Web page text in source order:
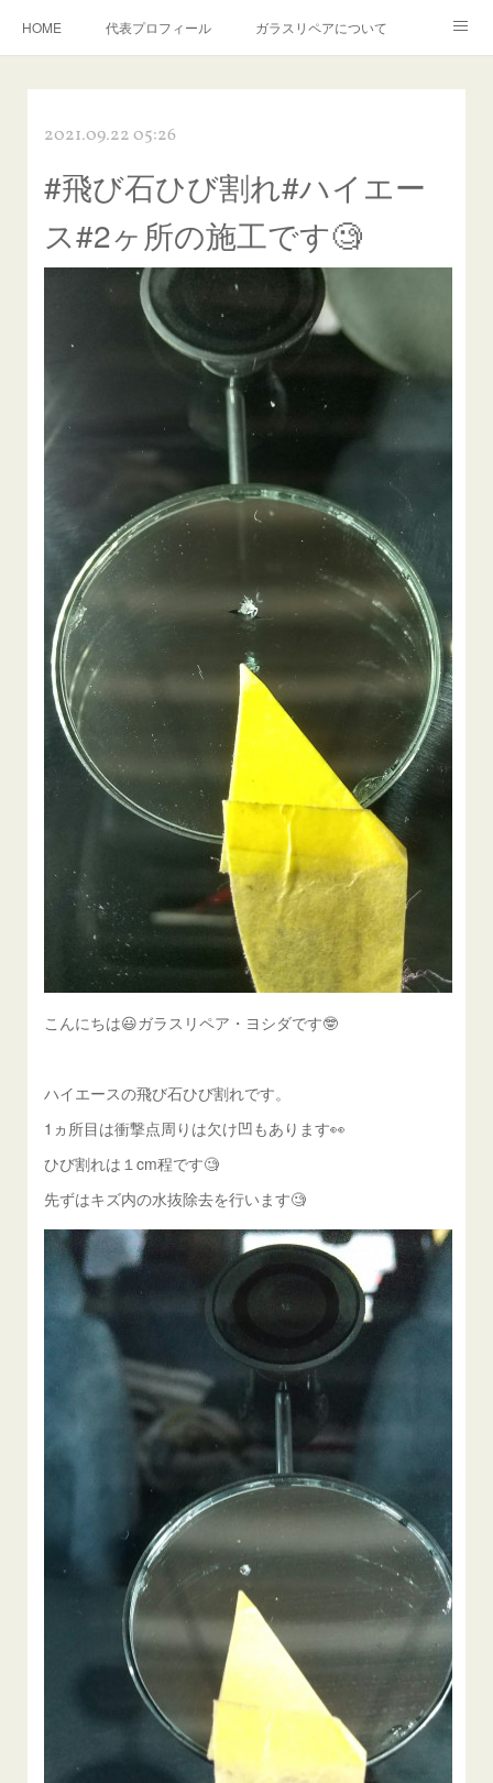
HOME 代表プロフィール ガラスリペアについて
飛び石施工料金について
当店へのアクセス 建築ガラスキズ取り・研磨・磨き
【プロ使用】フッ素系ガラストリートメント『アクアペル』
当店の良心的価格の理由について
欧州車モールの白サビやシミを落とす！
instagram記事 ガラスリペア施工価格
飛び石ひび割れでヒビ先が伸びた場合は？
2021.09.22 05:26
#飛び石ひび割れ#ハイエー
ス#2ヶ所の施工です🧐
こんにちは😃ガラスリペア・ヨシダです🤓
ハイエースの飛び石ひび割れです。
1ヵ所目は衝撃点周りは欠け凹もあります👀
ひび割れは１cm程です🧐
先ずはキズ内の水抜除去を行います🧐